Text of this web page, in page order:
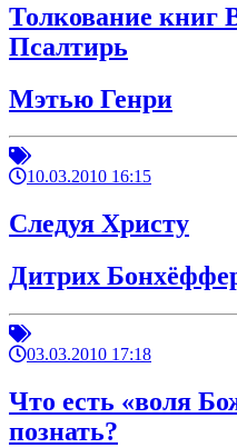
Толкование книг
Псалтирь
Мэтью Генри
10.03.2010 16:15
Следуя Христу
Дитрих
03.03.2010 17:18
Что есть «воля
познать?